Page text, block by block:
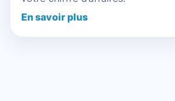
En savoir plus